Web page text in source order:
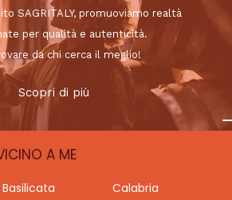
SAGRITALY, promuoviamo realtà
per qualità e autenticità.
da chi cerca il meglio!
Scopri di più
A ME
Basilicata
Calabria